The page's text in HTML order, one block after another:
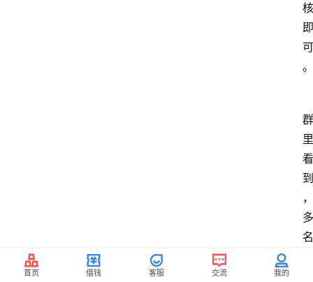
核
即
可
。
群
里
看
到
，
多
名
首页 借钱 客服 交流 我的